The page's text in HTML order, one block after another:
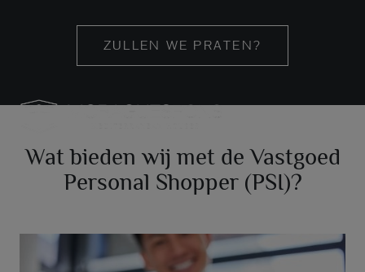
ZULLEN WE PRATEN?
Wat bieden wij met de Vastgoed
Personal Shopper (PSI)?